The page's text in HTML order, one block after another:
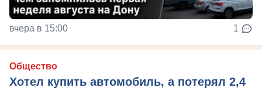
вчера в 15:00 1
Общество
Хотел купить автомобиль, а потерял 2,4